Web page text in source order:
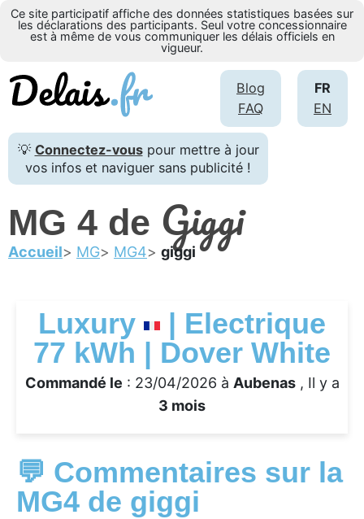
Ce site participatif affiche des données statistiques basées sur
les déclarations des participants. Seul votre concessionnaire
est à même de vous communiquer les délais officiels en
vigueur.
FR
EN
Blog
FAQ
💡 Connectez-vouspour mettre à jour
vos infos et naviguer sans publicité !
MG 4 de Giggi
Accueil MG MG4 giggi
Luxury
| Electrique
77 kWh | Dover White
Commandé le : 23/04/2026 à Aubenas, Il y a
3 mois
💬 Commentaires sur la
MG4 de giggi